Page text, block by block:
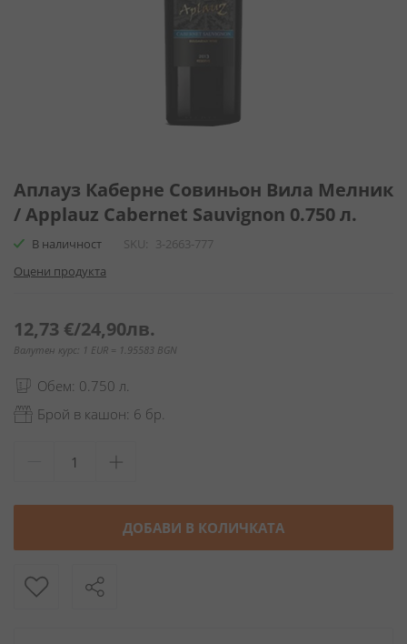
към
началото
на
галерия
снимки
Аплауз Каберне Совиньон Вила Мелник
/ Applauz Cabernet Sauvignon 0.750 л.
В наличност SKU
3-2663-777
Оцени продукта
12,73 €/24,90лв.
Валутен курс: 1 EUR = 1.95583 BGN
Обем: 0.750 л.
Брой в кашон: 6 бр.
ДОБАВИ В КОЛИЧКАТА